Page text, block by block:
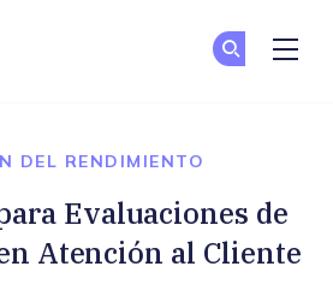
DEL RENDIMIENTO
Evaluaciones de
Atención al Cliente